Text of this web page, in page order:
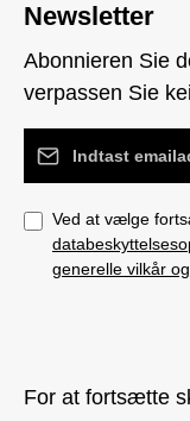
Newsletter
Abonnieren Sie
verpassen Sie
Email adresse*
Ved at vælge
generelle vilkår
For at fortsætte